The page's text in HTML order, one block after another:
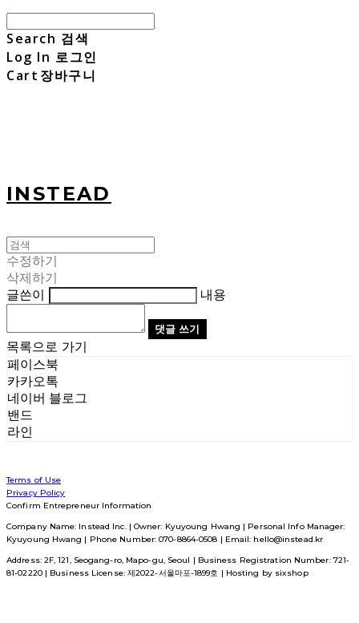
Search 검색
Log In 로그인
Cart 장바구니
INSTEAD
수정하기
삭제하기
글쓴이
내용
댓글 쓰기
목록으로 가기
페이스북
카카오톡
네이버 블로그
밴드
라인
Terms of Use
Privacy Policy
Confirm Entrepreneur Information
Company Name: Instead Inc. | Owner: Kyuyoung Hwang | Personal Info Manager:
Kyuyoung Hwang | Phone Number: 070-8864-0508 | Email: hello@instead.kr
Address: 2F, 121, Seogang-ro, Mapo-gu, Seoul | Business Registration Number: 721-
81-02220| Business License: 제2022-서울마포-1899호 | Hosting by sixshop